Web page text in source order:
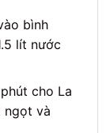
bình
lít nước
cho La
ngọt và